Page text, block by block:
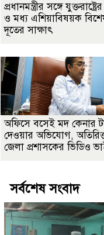
প্রধানমন্ত্রীর সঙ্গে
ও মধ্য এশিয়াবিষয়ক
দূতের সাক্ষাৎ
অফিসে বসেই মদ কেনার
দেওয়ার অভিযোগ,
জেলা প্রশাসকের ভিডিও
সর্বশেষ সংবাদ